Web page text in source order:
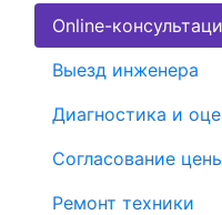
Online-
Выезд инженера
Диагностика и
Согласование
Ремонт техники